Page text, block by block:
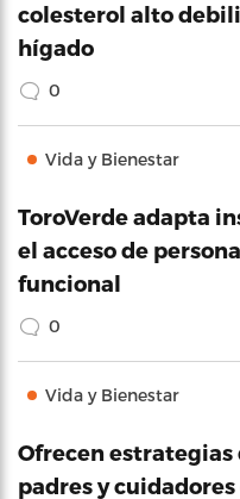
colesterol alto
hígado
0
Vida y Bienestar
ToroVerde adapta
el acceso de
funcional
0
Vida y Bienestar
Ofrecen estrategias
padres y